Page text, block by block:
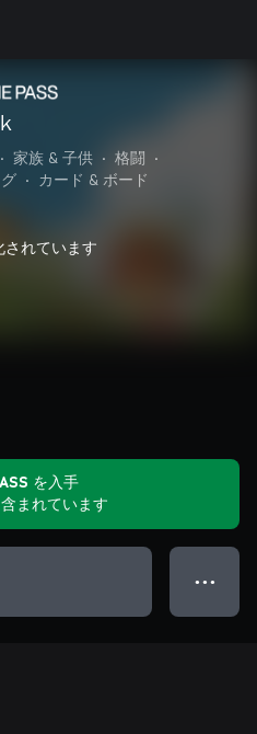
• 家族 & 子供 • 格闘
•
• カード & ボード
されています
を入手
まれています
● ● ●